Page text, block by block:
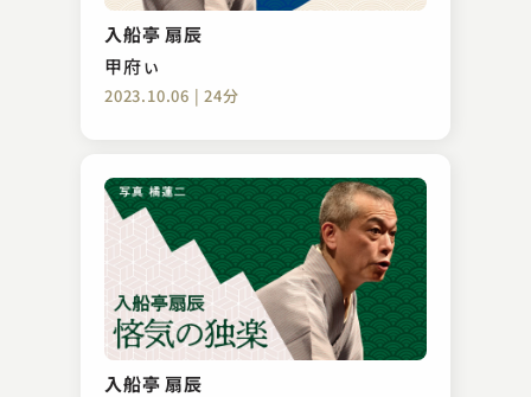
入船亭 扇辰
甲府ぃ
2023.10.06 | 24分
入船亭 扇辰
幸助餅
2026.01.30 | 32分
立川 吉幸
らくだ